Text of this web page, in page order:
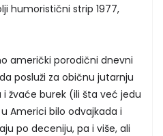
humoristični strip 1977,
američki porodični dnevni
posluži za običnu jutarnju
žvaće burek (ili šta već jedu
Americi bilo odvajkada i
po deceniju, pa i više, ali